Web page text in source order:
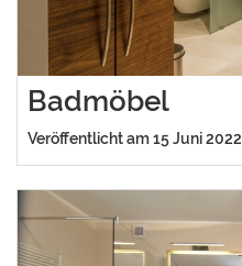
Badmöbel
Veröffentlicht am 15 Juni 2022